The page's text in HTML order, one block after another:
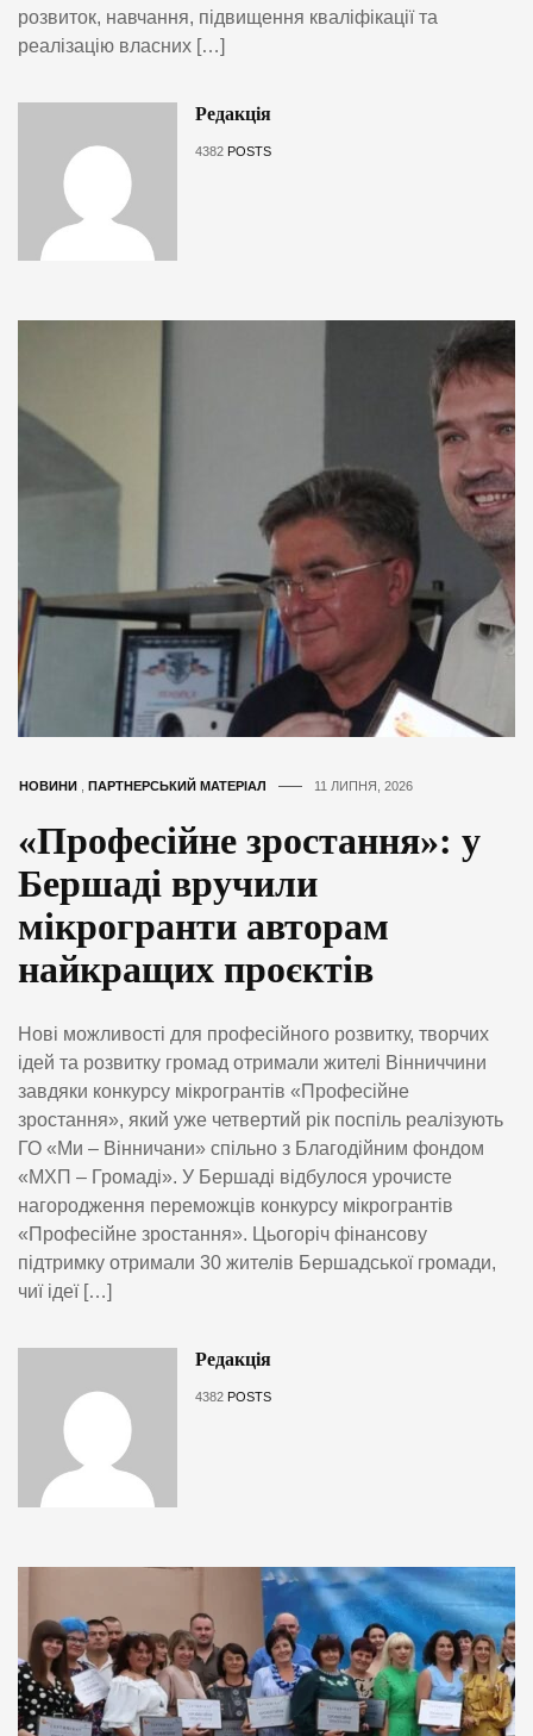
розвиток, навчання, підвищення кваліфікації та
реалізацію власних […]
Редакція
4382 POSTS
НОВИНИ , ПАРТНЕРСЬКИЙ МАТЕРІАЛ 11 ЛИПНЯ, 2026
«Професійне зростання»: у
Бершаді вручили
мікрогранти авторам
найкращих проєктів
Нові можливості для професійного розвитку, творчих
ідей та розвитку громад отримали жителі Вінниччини
завдяки конкурсу мікрогрантів «Професійне
зростання», який уже четвертий рік поспіль реалізують
ГО «Ми – Вінничани» спільно з Благодійним фондом
«МХП – Громаді». У Бершаді відбулося урочисте
нагородження переможців конкурсу мікрогрантів
«Професійне зростання». Цьогоріч фінансову
підтримку отримали 30 жителів Бершадської громади,
чиї ідеї […]
Редакція
4382 POSTS